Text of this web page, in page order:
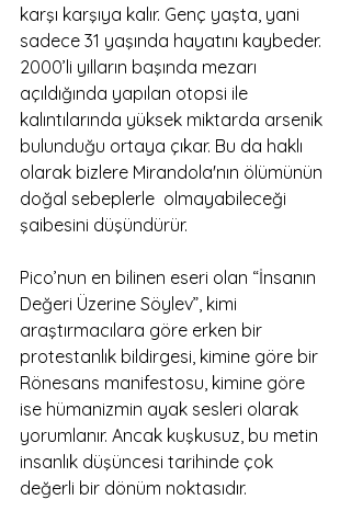
karşı karşıya kalır. Genç yaşta, yani
sadece 31 yaşında hayatını kaybeder.
2000’li yılların başında mezarı
açıldığında yapılan otopsi ile
kalıntılarında yüksek miktarda arsenik
bulunduğu ortaya çıkar. Bu da haklı
olarak bizlere Mirandola'nın ölümünün
doğal sebeplerle  olmayabileceği
şaibesini düşündürür.
Pico’nun en bilinen eseri olan “İnsanın
Değeri Üzerine Söylev”, kimi
araştırmacılara göre erken bir
protestanlık bildirgesi, kimine göre bir
Rönesans manifestosu, kimine göre
ise hümanizmin ayak sesleri olarak
yorumlanır. Ancak kuşkusuz, bu metin
insanlık düşüncesi tarihinde çok
değerli bir dönüm noktasıdır.